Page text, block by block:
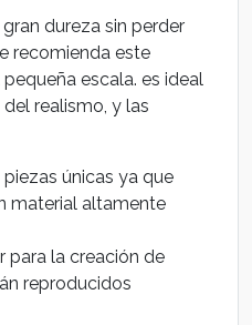
dureza sin perder
recomienda este
escala. es ideal
realismo, y las
únicas ya que
material altamente
para la creación de
reproducidos